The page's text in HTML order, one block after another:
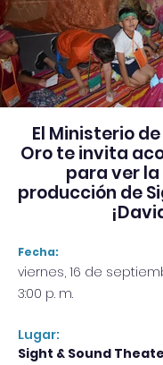
El Ministerio
Oro te invita
para ver
producción de
Fecha:
viernes, 16 de
3:00 p. m.
Lugar:
Sight & Sound